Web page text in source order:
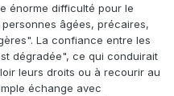
énorme difficulté pour le
âgées, précaires,
La confiance entre les
dégradée", ce qui conduirait
leurs droits ou à recourir au
échange avec